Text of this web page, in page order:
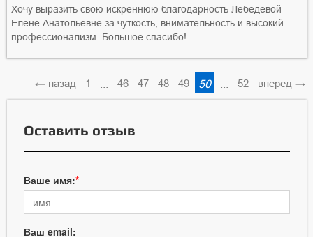
Хочу выразить свою искреннюю благодарность Лебедевой
Елене Анатольевне за чуткость, внимательность и высокий
профессионализм. Большое спасибо!
← назад 1 46 47 48 49 50 52 вперед →
Оставить отзыв
Ваше имя:
Ваш email: